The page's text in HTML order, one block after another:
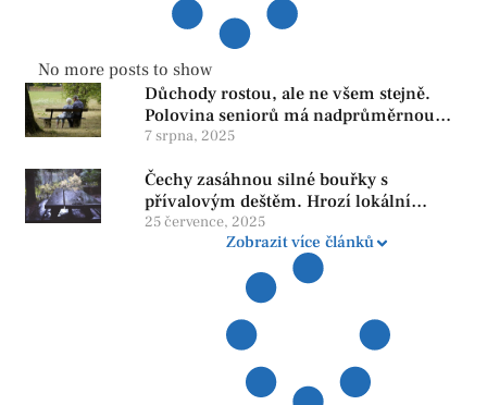
No more posts to show
Důchody rostou, ale ne všem stejně.
Polovina seniorů má nadprůměrnou
penzi, tisíce však žijí pod hranicí
reformy
7 srpna, 2025
Čechy zasáhnou silné bouřky s
přívalovým deštěm. Hrozí lokální
zatopení
25 července, 2025
Zobrazit více článků